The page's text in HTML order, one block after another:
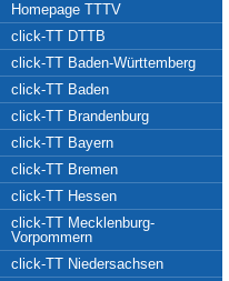
Homepage TTTV
click-TT DTTB
click-TT Baden-Württemberg
click-TT Baden
click-TT Brandenburg
click-TT Bayern
click-TT Bremen
click-TT Hessen
click-TT Mecklenburg-
Vorpommern
click-TT Niedersachsen